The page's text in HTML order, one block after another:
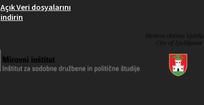
Açık Veri dosyalarını
indirin